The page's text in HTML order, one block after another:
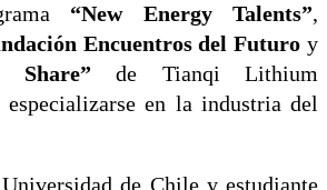
“New Energy Talents”,
Encuentros del Futuro y
Share” de Tianqi Lithium
especializarse en la industria del
de Chile y estudiante